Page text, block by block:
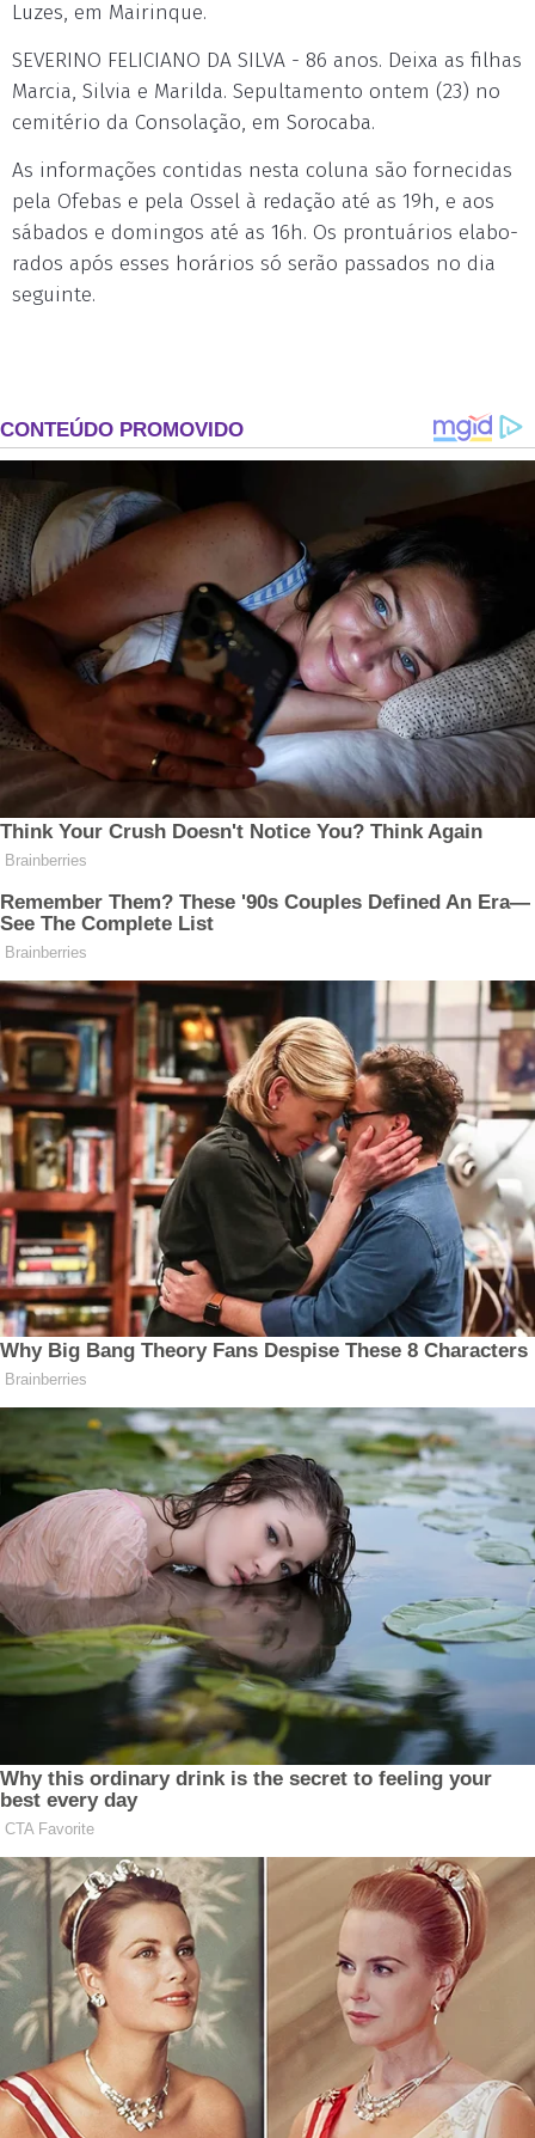
Luzes, em Mairinque.
SEVERINO FELICIANO DA SILVA - 86 anos. Deixa as filhas
Marcia, Silvia e Marilda. Sepultamento ontem (23) no
cemitério da Consolação, em Sorocaba.
As in­for­mações con­ti­das nes­ta co­lu­na são for­ne­ci­das
pe­la Ofe­bas e pe­la Os­sel à re­dação até as 19h, e aos
sá­ba­dos e do­min­gos até as 16h. Os pron­tuá­rios ela­bo­
ra­dos após es­ses ho­rá­rios só serão pas­sa­dos no dia
se­guin­te.